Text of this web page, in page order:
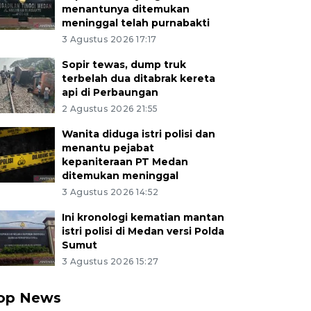
menantunya ditemukan
meninggal telah purnabakti
3 Agustus 2026 17:17
Sopir tewas, dump truk
terbelah dua ditabrak kereta
api di Perbaungan
2 Agustus 2026 21:55
Wanita diduga istri polisi dan
menantu pejabat
kepaniteraan PT Medan
ditemukan meninggal
3 Agustus 2026 14:52
Ini kronologi kematian mantan
istri polisi di Medan versi Polda
Sumut
3 Agustus 2026 15:27
News